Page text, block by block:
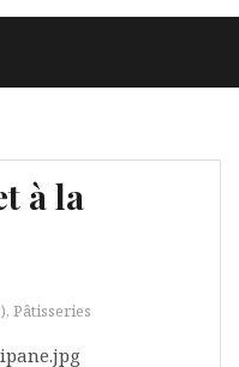
à la
, Pâtisseries